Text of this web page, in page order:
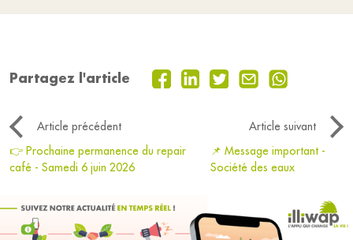
Partagez l'article
Article précédent
Article suivant
👉 Prochaine permanence du repair
café - Samedi 6 juin 2026
📌 Message important -
Société des eaux